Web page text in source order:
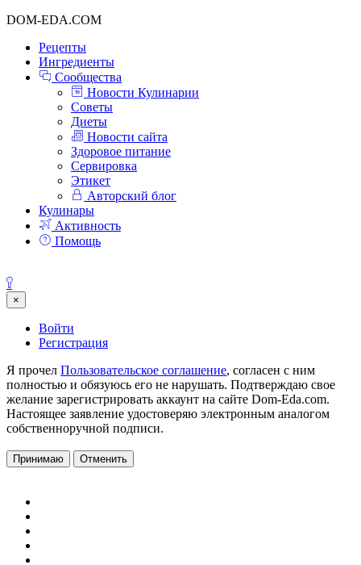
DOM-EDA.COM
Рецепты
Ингредиенты
Сообщества
Новости Кулинарии
Советы
Диеты
Новости сайта
Здоровое питание
Сервировка
Этикет
Авторский блог
Кулинары
Активность
Помощь
×
Войти
Регистрация
Я прочел Пользовательское соглашение, согласен с ним
полностью и обязуюсь его не нарушать. Подтверждаю свое
желание зарегистрировать аккаунт на сайте Dom-Eda.com.
Настоящее заявление удостоверяю электронным аналогом
собственноручной подписи.
Принимаю Отменить